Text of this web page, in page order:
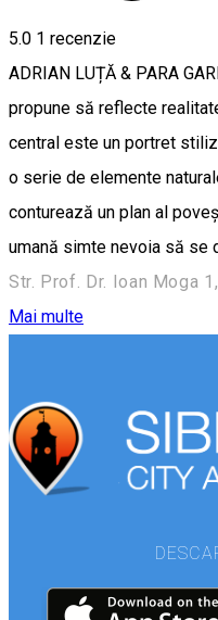
5.0 1 recenzie
ADRIAN LUȚĂ & PARA
propune să reflecte
central este un portret
o serie de elemente
conturează un plan al
umană simte nevoia să se
Str. Prof. Dr. Ioan Moga
Mai multe